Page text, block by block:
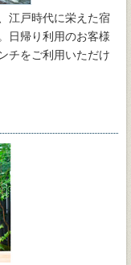
江戸時代に栄えた宿
日帰り利用のお客様
チをご利用いただけ